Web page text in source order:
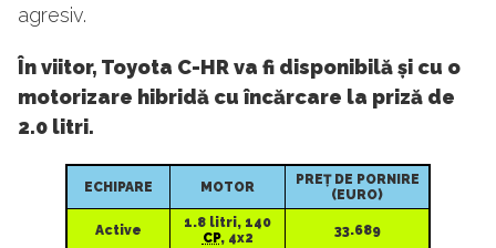
agresiv.
În viitor, Toyota C-HR va fi disponibilă și cu o
motorizare hibridă cu încărcare la priză de
2.0 litri.
ECHIPARE MOTOR
PREȚ DE PORNIRE
(EURO)
Active
1.8 litri, 140
CP, 4x2 33.689